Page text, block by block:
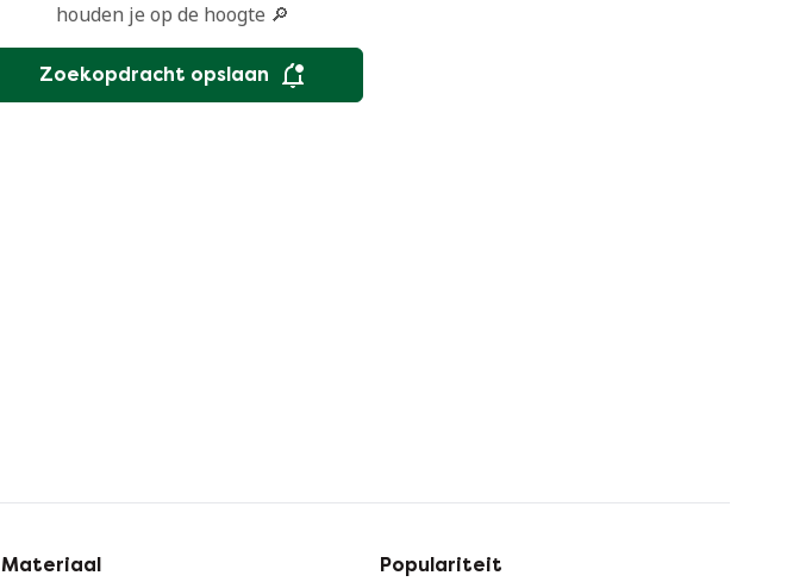
houden je op de hoogte 🔎
Zoekopdracht opslaan
Materiaal
Populariteit